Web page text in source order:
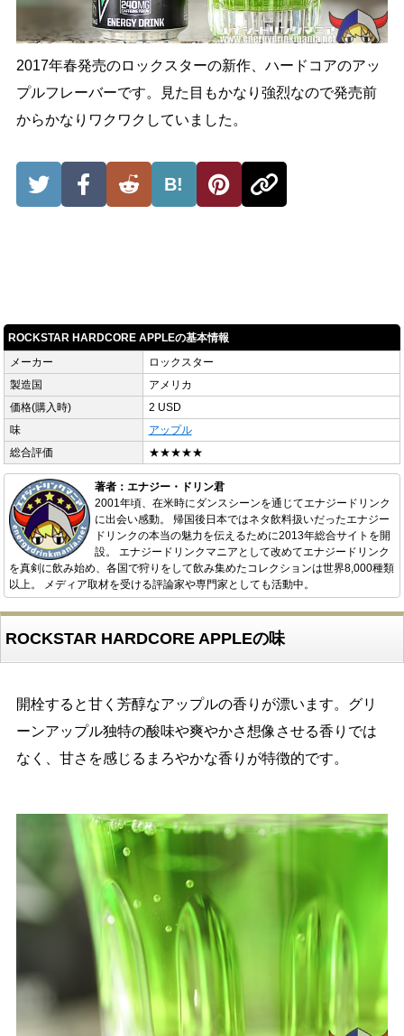
2017年春発売のロックスターの新作、ハードコアのアッ
プルフレーバーです。見た目もかなり強烈なので発売前
からかなりワクワクしていました。
B!
ROCKSTAR HARDCORE APPLEの基本情報
メーカー
ロックスター
製造国
アメリカ
価格(購入時)
2 USD
味
アップル
総合評価
★★★★★
著者：エナジー・ドリン君
2001年頃、在米時にダンスシーンを通じてエナジードリンク
に出会い感動。 帰国後日本ではネタ飲料扱いだったエナジー
ドリンクの本当の魅力を伝えるために2013年総合サイトを開
設。 エナジードリンクマニアとして改めてエナジードリンク
を真剣に飲み始め、各国で狩りをして飲み集めたコレクションは世界8,000種類
以上。 メディア取材を受ける評論家や専門家としても活動中。
ROCKSTAR HARDCORE APPLEの味
開栓すると甘く芳醇なアップルの香りが漂います。グリ
ーンアップル独特の酸味や爽やかさ想像させる香りでは
なく、甘さを感じるまろやかな香りが特徴的です。